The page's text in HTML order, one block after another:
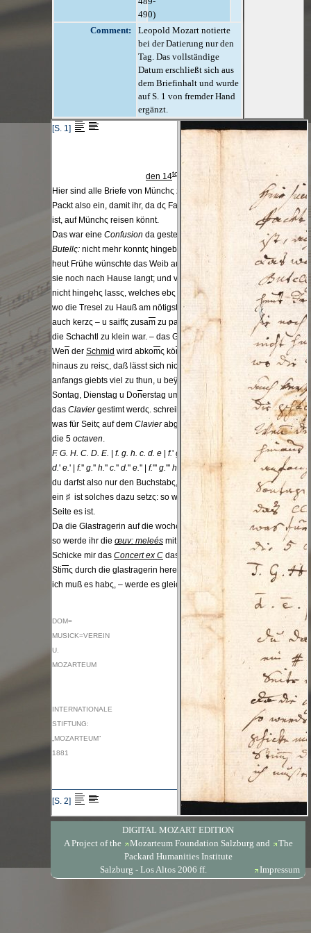
490)
Comment:
Leopold Mozart notierte
bei der Datierung nur den
Tag. Das vollständige
Datum erschließt sich aus
dem Briefinhalt und wurde
auf S. 1 von fremder Hand
ergänzt.
DIGITAL MOZART EDITION
A Project of the
Mozarteum Foundation Salzburg and
The
Packard Humanities Institute
Salzburg - Los Altos 2006 ff.
Impressum